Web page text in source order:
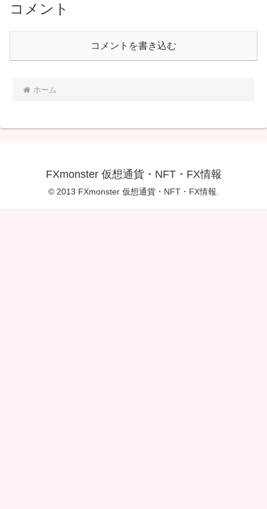
コメント
コメントを書き込む
ホーム
FXmonster 仮想通貨・NFT・FX情報
© 2013 FXmonster 仮想通貨・NFT・FX情報.